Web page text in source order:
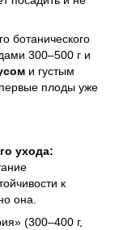
ботанического
300–500 г и
и густым
плоды уже
ухода:
к
она.
(300–400 г,